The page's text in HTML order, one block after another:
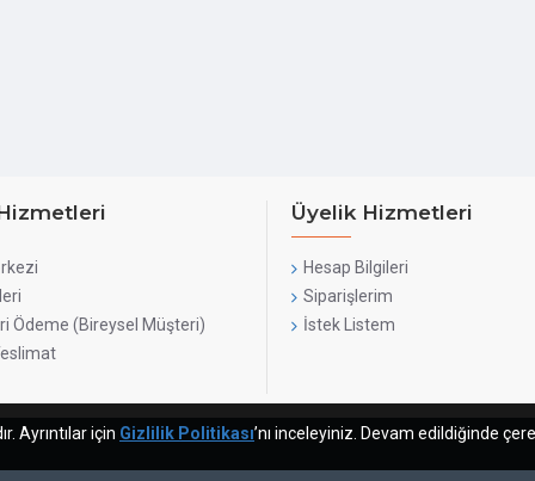
Ödeme (Bireysel Müşteri)
Üyelik Hizmetleri
Hesap Bilgileri
Siparişlerim
İstek Listem
Ayrıntılar için Gizlilik Politikası’nı inceleyiniz. Devam edildiğinde